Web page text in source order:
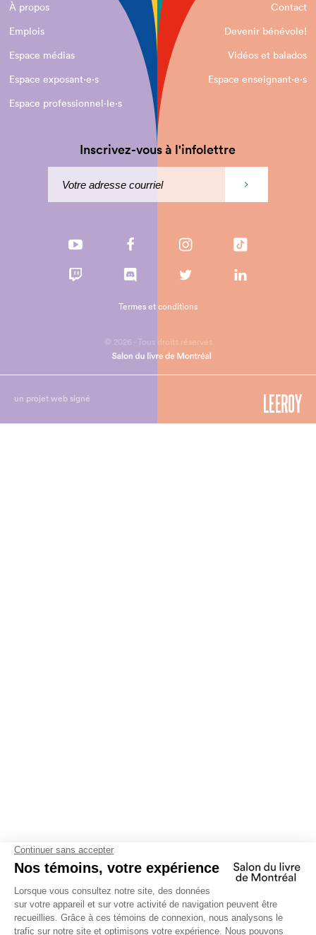
À propos
Contact
Emplois
Devenir bénévole!
Espace médias
Vidéos et balados
Espace exposant·e⋅s
Espace enseignant·e⋅s
Espace professionnel·le⋅s
Inscrivez-vous à l'infolettre
© 2026 - Tous droits réservés
Termes et conditions
un projet web signé